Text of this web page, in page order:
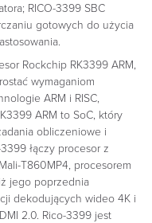
RICO-3399 SBC
gotowych do użycia
Rockchip RK3399 ARM,
wymaganiom
ARM i RISC,
ARM to SoC, który
obliczeniowe i
łączy procesor z
T860MP4, procesorem
jego poprzednia
dekodujących wideo 4K i
2.0. Rico-3399 jest